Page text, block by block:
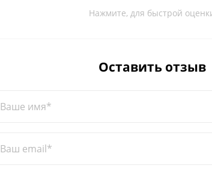
Нажмите, для быстрой
Оставить отзыв
Ваше имя*
Ваш email*